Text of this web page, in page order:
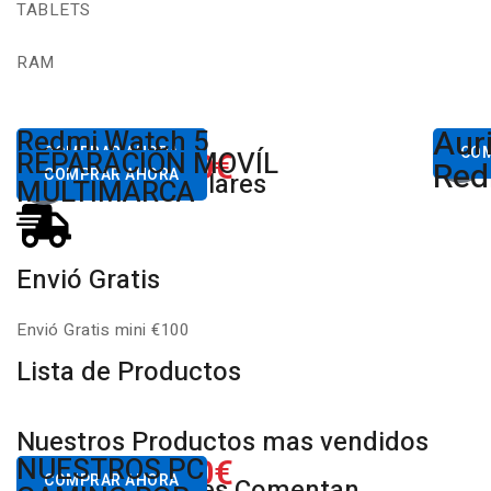
TABLETS
RAM
Desde80,00€
COMPRAR AHORA
Redmi Watch 5
Xiaomi
Desde650.00€
COMPRAR AHORA
REPARACIÓN MOVÍL
MULTIMARCA
Productos Populares
Envió Gratis
Envió Gratis mini €100
Lista de Productos
Nuestros Productos mas vendidos
Desde650.00€
COMPRAR AHORA
NUESTROS PC